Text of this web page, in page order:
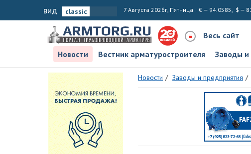
вид 7 Августа 2026г, Пятница € — 94.0585, $ —
Весь сайт
Новости
Вестник арматуростроителя Заводы
Новости Заводы и предприятия